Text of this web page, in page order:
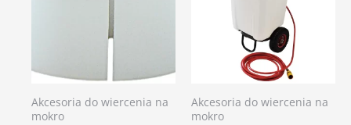
Akcesoria do wiercenia na
mokro
Akcesoria do wiercenia na
mokro